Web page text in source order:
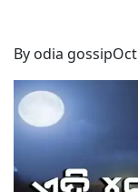
By odia gossip